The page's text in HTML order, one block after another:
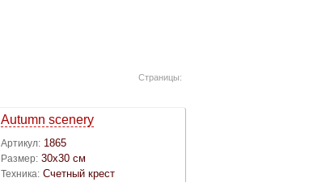
Страницы:
Autumn scenery
Артикул: 1865
Размер: 30х30 см
Техника: Счетный крест